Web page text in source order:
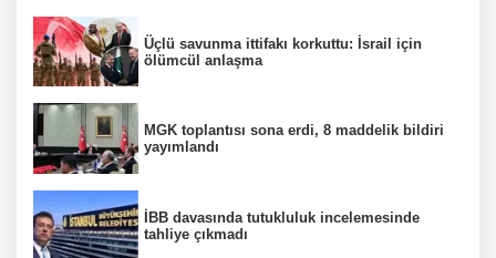
Üçlü savunma ittifakı korkuttu: İsrail için
ölümcül anlaşma
MGK toplantısı sona erdi, 8 maddelik bildiri
yayımlandı
İBB davasında tutukluluk incelemesinde
tahliye çıkmadı